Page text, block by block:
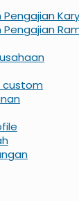
Pengajian
custom